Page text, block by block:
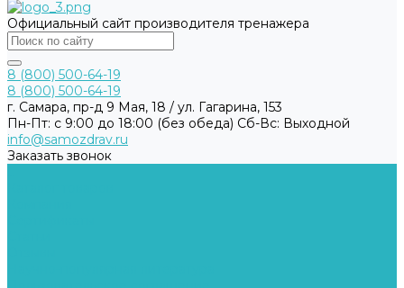
Официальный сайт производителя тренажера
8 (800) 500-64-19
8 (800) 500-64-19
г. Самара, пр-д 9 Мая, 18 / ул. Гагарина, 153
Пн-Пт: с 9:00 до 18:00 (без обеда) Cб-Вс: Выходной
info@samozdrav.ru
Заказать звонок